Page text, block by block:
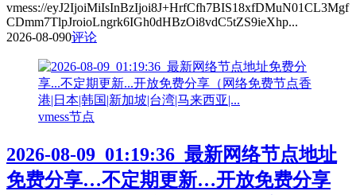
vmess://eyJ2IjoiMiIsInBzIjoi8J+HrfCfh7BIS18xfDMuN01CL3Mgf
CDmm7TlpJroioLngrk6IGh0dHBzOi8vdC5tZS9ieXhp...
2026-08-090评论
vmess节点
2026-08-09_01:19:36_最新网络节点地址
免费分享…不定期更新…开放免费分享